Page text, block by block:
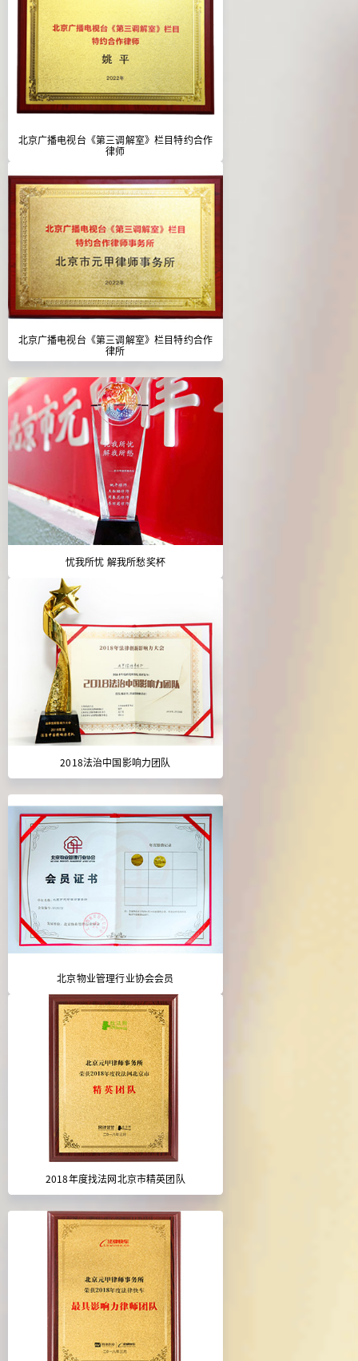
北京广播电视台《第三调解室》栏目特约合作
律师
北京广播电视台《第三调解室》栏目特约合作
律所
忧我所忧 解我所愁奖杯
2018法治中国影响力团队
北京物业管理行业协会会员
2018年度找法网北京市精英团队